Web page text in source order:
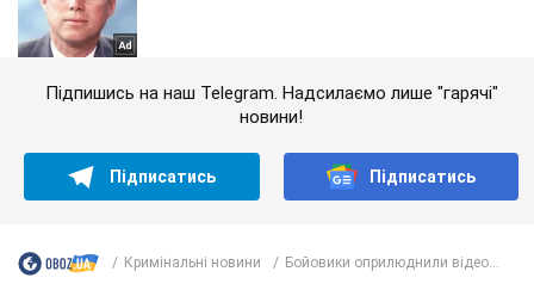
Підпишись на наш Telegram. Надсилаємо лише "гарячі"
новини!
Підписатись Підписатись
Кримінальні новини Бойовики оприлюднили відео...